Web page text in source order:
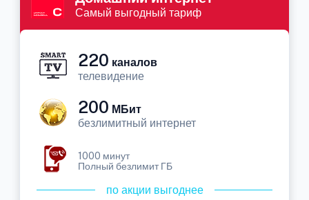
Самый выгодный тариф
220 каналов
телевидение
200 МБит
безлимитный интернет
1000 минут
Полный безлимит ГБ
по акции выгоднее